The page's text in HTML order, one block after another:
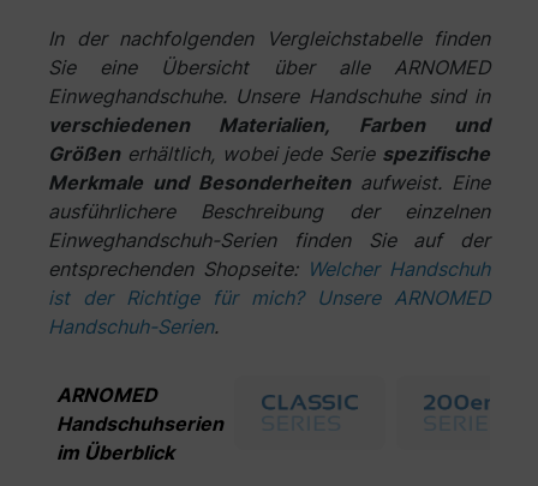
In der nachfolgenden Vergleichstabelle finden
Sie eine Übersicht über alle ARNOMED
Einweghandschuhe. Unsere Handschuhe sind in
verschiedenen Materialien, Farben und
Größenerhältlich, wobei jede Serie spezifische
Merkmale und Besonderheitenaufweist. Eine
ausführlichere Beschreibung der einzelnen
Einweghandschuh-Serien finden Sie auf der
entsprechenden Shopseite: Welcher Handschuh
ist der Richtige für mich? Unsere ARNOMED
Handschuh-Serien.
ARNOMED
Handschuhserien
im Überblick